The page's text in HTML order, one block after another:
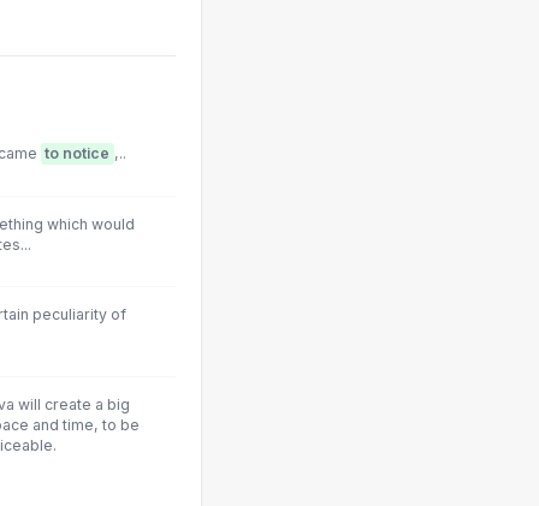
to notice ,..
which would
peculiarity of
will create a big
and time, to be